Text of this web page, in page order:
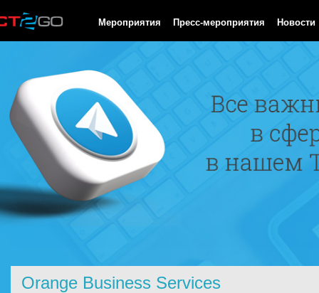
Мероприятия Пресс-мероприятия Новости
Orange Business Services